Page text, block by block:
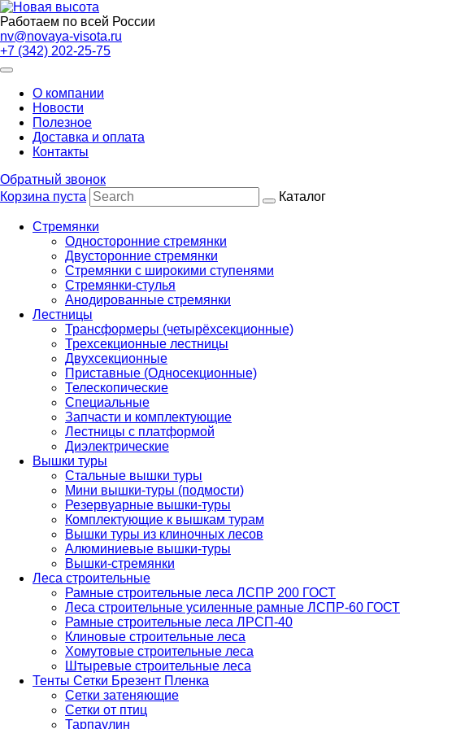
Работаем по всей России
nv@novaya-visota.ru
+7 (342) 202-25-75
О компании
Новости
Полезное
Доставка и оплата
Контакты
Обратный звонок
Корзина пуста
Каталог
Стремянки
Односторонние стремянки
Двусторонние стремянки
Стремянки с широкими ступенями
Стремянки-стулья
Анодированные стремянки
Лестницы
Трансформеры (четырёхсекционные)
Трехсекционные лестницы
Двухсекционные
Приставные (Односекционные)
Телескопические
Специальные
Запчасти и комплектующие
Лестницы с платформой
Диэлектрические
Вышки туры
Стальные вышки туры
Мини вышки-туры (подмости)
Резервуарные вышки-туры
Комплектующие к вышкам турам
Вышки туры из клиночных лесов
Алюминиевые вышки-туры
Вышки-стремянки
Леса строительные
Рамные строительные леса ЛСПР 200 ГОСТ
Леса строительные усиленные рамные ЛСПР-60 ГОСТ
Рамные строительные леса ЛРСП-40
Клиновые строительные леса
Хомутовые строительные леса
Штыревые строительные леса
Тенты Сетки Брезент Пленка
Сетки затеняющие
Сетки от птиц
Тарпаулин